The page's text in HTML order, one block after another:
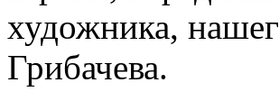
художника,
Грибачева.